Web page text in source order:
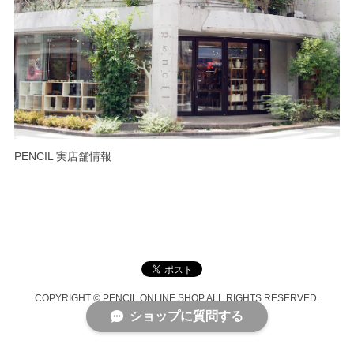
PENCIL 実店舗情報
COPYRIGHT © PENCIL ONLINE SHOP ALL RIGHTS RESERVED.
ショップに質問する